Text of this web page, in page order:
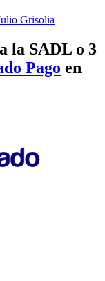
Grisolia
la SADL o 3
Pago en